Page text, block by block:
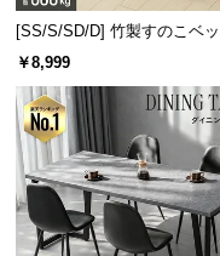
[SS/S/SD/D] 竹製すのこベ
￥8,999